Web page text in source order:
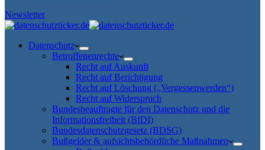
Newsletter
Datenschutz
Betroffenenrechte
Recht auf Auskunft
Recht auf Berichtigung
Recht auf Löschung („Vergessenwerden“)
Recht auf Widerspruch
Bundesbeauftragte für den Datenschutz und die
Informationsfreiheit (BfDI)
Bundesdatenschutzgesetz (BDSG)
Bußgelder & aufsichtsbehördliche Maßnahmen